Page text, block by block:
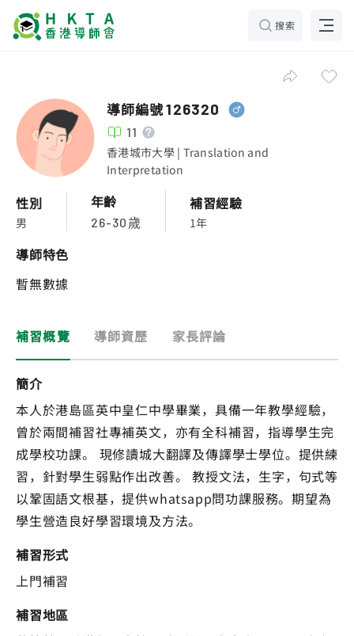
搜索
導師編號126320
11
香港城市大學 | Translation and
Interpretation
性別
男
年齡
26-30歲
補習經驗
1年
導師特色
暫無數據
補習概覽 導師資歷 家長評論
簡介
本人於港島區英中皇仁中學畢業，具備一年教學經驗，
曾於兩間補習社專補英文，亦有全科補習，指導學生完
成學校功課。 現修讀城大翻譯及傳譯學士學位。提供練
習，針對學生弱點作出改善。 教授文法，生字，句式等
以鞏固語文根基，提供whatsapp問功課服務。期望為
學生營造良好學習環境及方法。
補習形式
上門補習
補習地區